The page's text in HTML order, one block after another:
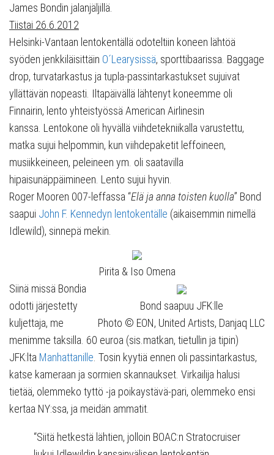
James Bondin jalanjäljillä.
Tiistai 26.6.2012
Helsinki-Vantaan lentokentällä odoteltiin koneen lähtöä
syöden jenkkiläisittäin O´Learysissä, sporttibaarissa. Baggage
drop, turvatarkastus ja tupla-passintarkastukset sujuivat
yllättävän nopeasti. Iltapäivällä lähtenyt koneemme oli
Finnairin, lento yhteistyössä American Airlinesin
kanssa. Lentokone oli hyvällä viihdetekniikalla varustettu,
matka sujui helpommin, kun viihdepaketit leffoineen,
musiikkeineen, peleineen ym. oli saatavilla
hipaisunäppäimineen. Lento sujui hyvin.
Roger Mooren 007-leffassa “Elä ja anna toisten kuolla” Bond
saapui John F. Kennedyn lentokentälle (aikaisemmin nimellä
Idlewild), sinnepä mekin.
Pirita & Iso Omena
Bond saapuu JFK:lle
Photo © EON, United Artists, Danjaq LLC
Siinä missä Bondia
odotti järjestetty
kuljettaja, me
menimme taksilla. 60 euroa (sis.matkan, tietullin ja tipin)
JFK:lta Manhattanille . Tosin kyytiä ennen oli passintarkastus,
katse kameraan ja sormien skannaukset. Virkailija halusi
tietää, olemmeko tyttö -ja poikaystävä-pari, olemmeko ensi
kertaa NY:ssa, ja meidän ammatit.
“Siitä hetkestä lähtien, jolloin BOAC:n Stratocruiser